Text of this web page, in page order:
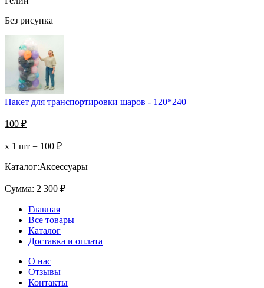
Без рисунка
Пакет для транспортировки шаров - 120*240
100 ₽
х 1 шт = 100 ₽
Каталог:Аксессуары
Сумма: 2 300 ₽
Главная
Все товары
Каталог
Доставка и оплата
О нас
Отзывы
Контакты